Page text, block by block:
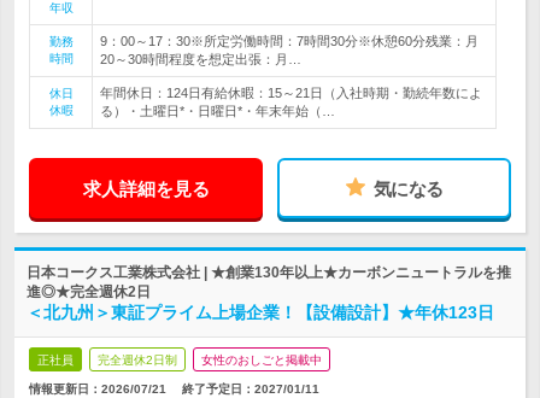
年収
勤務
時間
9：00～17：30※所定労働時間：7時間30分※休憩60分残業：月
20～30時間程度を想定出張：月…
休日
休暇
年間休日：124日有給休暇：15～21日（入社時期・勤続年数によ
る）・土曜日*・日曜日*・年末年始（…
求人詳細を見る 気になる
日本コークス工業株式会社 | ★創業130年以上★カーボンニュートラルを推
進◎★完全週休2日
＜北九州＞東証プライム上場企業！【設備設計】★年休123日
正社員 完全週休2日制 女性のおしごと掲載中
情報更新日：2026/07/21 終了予定日： 2027/01/11